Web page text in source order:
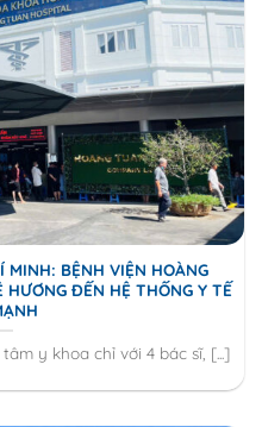
MINH: BỆNH VIỆN HOÀNG
ĐẾN HỆ THỐNG Y TẾ
y khoa chỉ với 4 bác sĩ, [...]